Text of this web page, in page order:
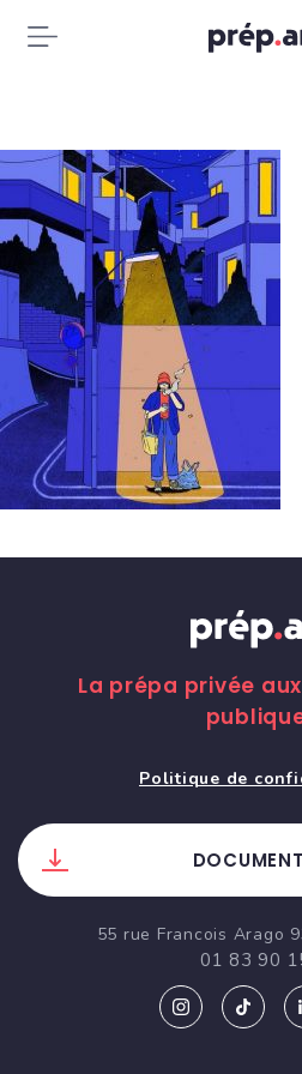
La prépa privée
Politique de
55 rue Francois Arago
01 83 90